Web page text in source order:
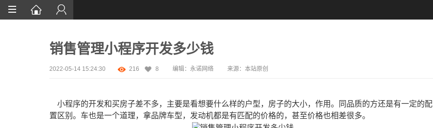
销售管理小程序开发多少钱
2022-05-14 15:24:30 216 8 编辑：永诺网络 来源： 本站原创
小程序的开发和买房子差不多，主要是看想要什么样的户型，房子的大小，作用。同品质的方还是有一定的配
置区别。车也是一个道理，拿品牌车型，发动机都是有匹配的价格的，甚至价格也相差很多。